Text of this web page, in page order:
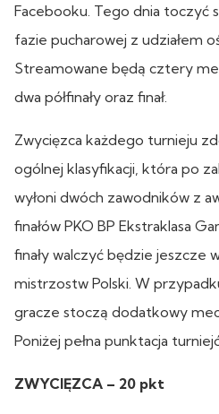
Facebooku. Tego dnia toczyć
fazie pucharowej z udziałem
Streamowane będą cztery
dwa półfinały oraz finał.
Zwycięzca każdego turnieju
ogólnej klasyfikacji, która po
wyłoni dwóch zawodników z
finałów PKO BP Ekstraklasa
finały walczyć będzie jeszcze
mistrzostw Polski. W
gracze stoczą dodatkowy
Poniżej pełna punktacja
ZWYCIĘZCA – 20 pkt